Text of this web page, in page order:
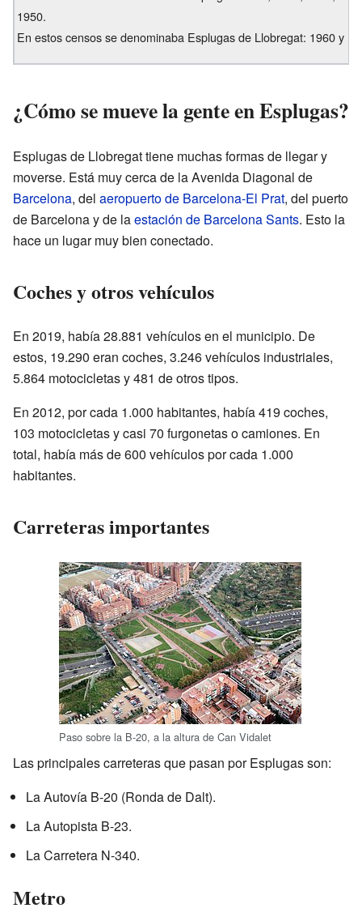
1950.
En estos censos se denominaba Esplugas de Llobregat: 1960 y
¿Cómo se mueve la gente en Esplugas?
Esplugas de Llobregat tiene muchas formas de llegar y
moverse. Está muy cerca de la Avenida Diagonal de
Barcelona, del aeropuerto de Barcelona-El Prat, del puerto
de Barcelona y de laestación de Barcelona Sants. Esto la
hace un lugar muy bien conectado.
Coches y otros vehículos
En 2019, había 28.881 vehículos en el municipio. De
estos, 19.290 eran coches, 3.246 vehículos industriales,
5.864 motocicletas y 481 de otros tipos.
En 2012, por cada 1.000 habitantes, había 419 coches,
103 motocicletas y casi 70 furgonetas o camiones. En
total, había más de 600 vehículos por cada 1.000
habitantes.
Carreteras importantes
Paso sobre la B-20, a la altura de Can Vidalet
Las principales carreteras que pasan por Esplugas son:
La Autovía B-20 (Ronda de Dalt).
La Autopista B-23.
La Carretera N-340.
Metro